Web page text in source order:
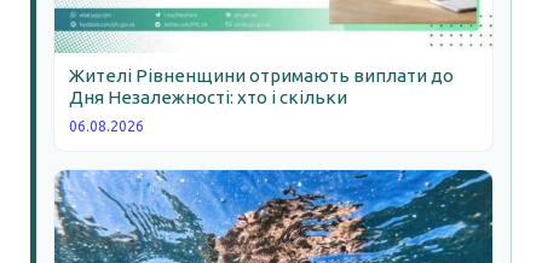
Жителі Рівненщини отримають виплати до
Дня Незалежності: хто і скільки
06.08.2026